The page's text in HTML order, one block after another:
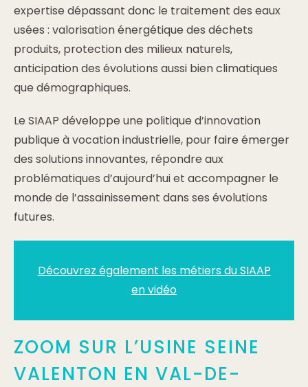
expertise dépassant donc le traitement des eaux
usées : valorisation énergétique des déchets
produits, protection des milieux naturels,
anticipation des évolutions aussi bien climatiques
que démographiques.
Le SIAAP développe une politique d’innovation
publique à vocation industrielle, pour faire émerger
des solutions innovantes, répondre aux
problématiques d’aujourd’hui et accompagner le
monde de l’assainissement dans ses évolutions
futures.
Découvrez également les métiers du SIAAP
en vidéo
ZOOM SUR L’USINE SEINE
VALENTON EN VAL-DE-